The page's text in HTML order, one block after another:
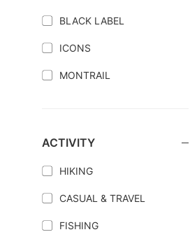
BLACK LABEL
ICONS
MONTRAIL
ACTIVITY
HIKING
CASUAL & TRAVEL
FISHING